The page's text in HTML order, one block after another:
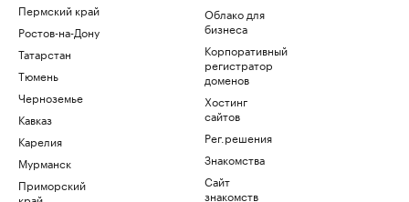
Пермский край
Ростов-на-Дону
Татарстан
Тюмень
Черноземье
Кавказ
Карелия
Мурманск
Приморский
Облако для
бизнеса
Корпоративный
регистратор
доменов
Хостинг
сайтов
Рег.решения
Знакомства
Сайт
знакомств